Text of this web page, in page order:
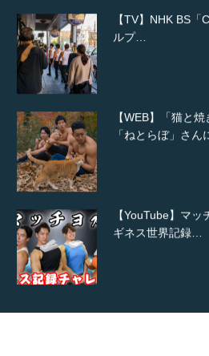
【TV】NHK BS「
ルプ…
【WEB】「猫と
「ねとらぼ」さん
【YouTube】マ
ギネス世界記録…
【TV】TBS番組